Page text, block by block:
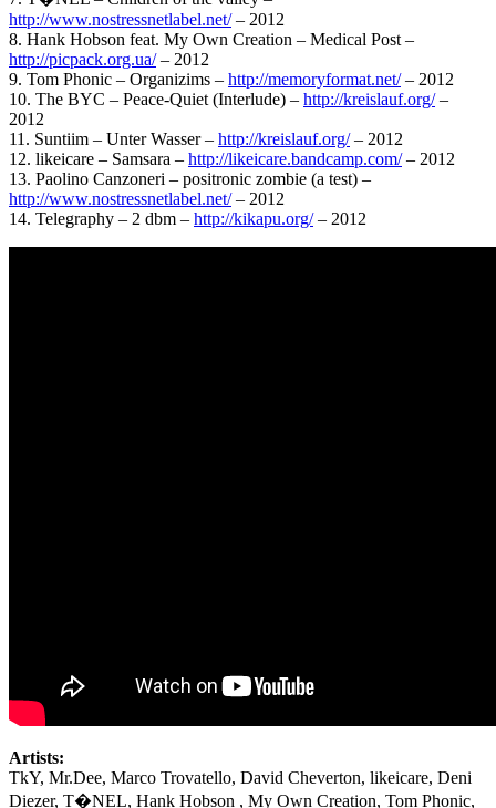
http://www.nostressnetlabel.net/– 2012
8. Hank Hobson feat. My Own Creation – Medical Post –
http://picpack.org.ua/– 2012
9. Tom Phonic – Organizims – http://memoryformat.net/– 2012
10. The BYC – Peace-Quiet (Interlude) – http://kreislauf.org/–
2012
11. Suntiim – Unter Wasser – http://kreislauf.org/– 2012
12. likeicare – Samsara – http://likeicare.bandcamp.com/– 2012
13. Paolino Canzoneri – positronic zombie (a test) –
http://www.nostressnetlabel.net/– 2012
14. Telegraphy – 2 dbm – http://kikapu.org/– 2012
Artists:
TkY, Mr.Dee, Marco Trovatello, David Cheverton, likeicare, Deni
Diezer, T�NEL, Hank Hobson , My Own Creation, Tom Phonic,